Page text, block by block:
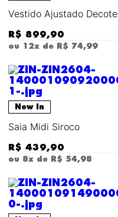
Vestido Ajustado Decote
R$ 899,90
ou 12x de R$ 74,99
New In
Saia Midi Siroco
R$ 439,90
ou 8x de R$ 54,98